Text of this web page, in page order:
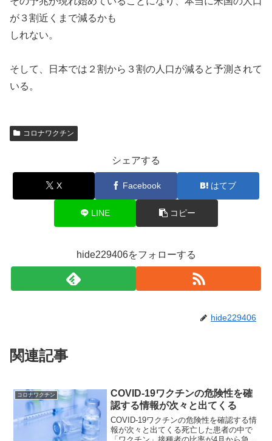
が３割近くまで減るかも
しれない。
そして、日本では２割から３割の人口が減ると予測されて
いる。
コロナワクチン
シェアする
X Facebook はてブ
LINE コピー
hide229406をフォローする
hide229406
関連記事
コロナワクチン
COVID-19ワクチンの危険性を確
認する情報が次々と出てくる
COVID-19ワクチンの危険性を確認する情
報が次々と出てくる死亡した患者の中で